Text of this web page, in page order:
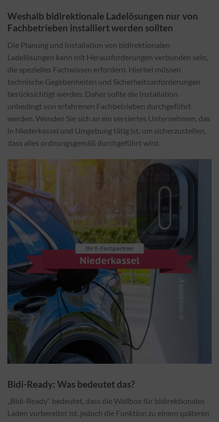
Weshalb bidirektionale Ladelösungen nur von
Fachbetrieben installiert werden sollten
Die Planung und Installation von bidirektionalen
Ladelösungen kann mit Herausforderungen verbunden sein,
die spezielles Fachwissen erfordern. Hierbei müssen
technische Gegebenheiten und Sicherheitsanforderungen
berücksichtigt werden. Daher sollte die Installation
unbedingt von erfahrenen Fachbetrieben durchgeführt
werden. Wenden Sie sich an ein versiertes Unternehmen, das
in Niederkassel und Umgebung tätig ist, um sicherzustellen,
dass alles ordnungsgemäß durchgeführt wird.
Bidi-Ready: Was bedeutet das?
„Bidi-Ready“ bedeutet, dass die Wallbox für bidirektionales
Laden vorbereitet ist, jedoch die Funktion zu einem späteren